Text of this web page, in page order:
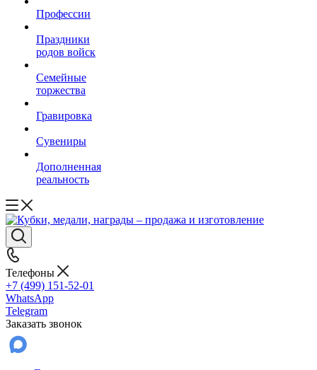
Профессии
Праздники
родов войск
Семейные
торжества
Гравировка
Сувениры
Дополненная
реальность
Телефоны
+7 (499) 151-52-01
WhatsApp
Telegram
Заказать звонок